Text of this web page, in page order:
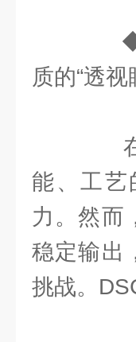
◆热
质的“透视
在
能、工艺
力。然而
稳定输出
挑战。